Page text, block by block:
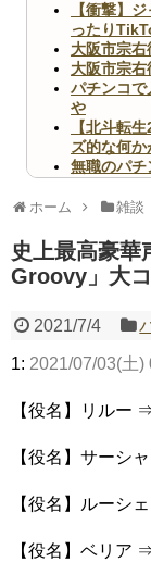
【衝撃】
ったり
大阪市宗
大阪市宗
パチンコで
や
【北斗転
ズ的な何
無職のパチ
Powered by
ホーム 雑談
史上最高豪
Groovy」大
2021/7/4
1: 2021/07/03(土
【役名】リルー
【役名】サーシ
【役名】ルーシ
【役名】ベリア